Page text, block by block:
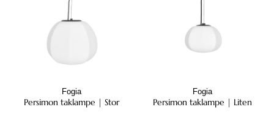
Fogia
Persimon taklampe | Stor
Fogia
Persimon taklampe | Liten